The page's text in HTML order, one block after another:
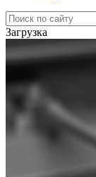
Загрузка